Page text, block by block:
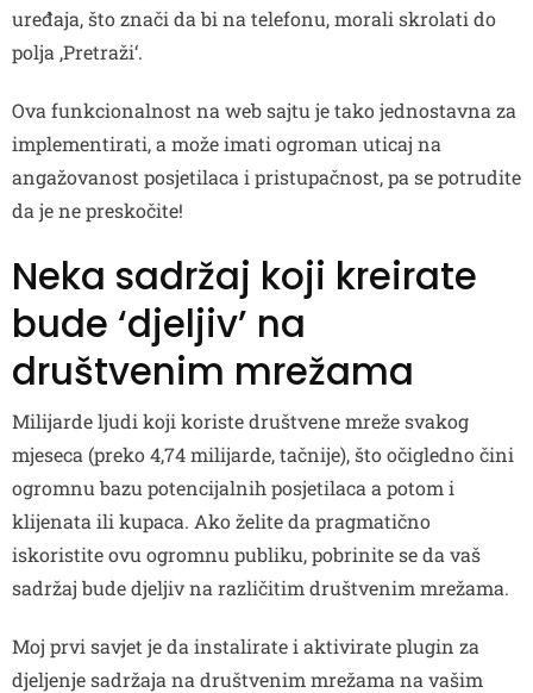
uređaja, što znači da bi na telefonu, morali skrolati do
polja ‚Pretraži‘.
Ova funkcionalnost na web sajtu je tako jednostavna za
implementirati, a može imati ogroman uticaj na
angažovanost posjetilaca i pristupačnost, pa se potrudite
da je ne preskočite!
Neka sadržaj koji kreirate
bude ‘djeljiv’ na
društvenim mrežama
Milijarde ljudi koji koriste društvene mreže svakog
mjeseca (preko 4,74 milijarde, tačnije), što očigledno čini
ogromnu bazu potencijalnih posjetilaca a potom i
klijenata ili kupaca. Ako želite da pragmatično
iskoristite ovu ogromnu publiku, pobrinite se da vaš
sadržaj bude djeljiv na različitim društvenim mrežama.
Moj prvi savjet je da instalirate i aktivirate plugin za
djeljenje sadržaja na društvenim mrežama na vašim